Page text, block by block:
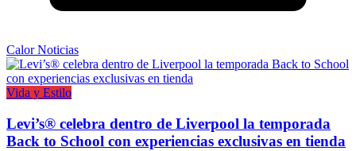
Calor Noticias
Vida y Estilo
Levi’s® celebra dentro de Liverpool la temporada
Back to School con experiencias exclusivas en tienda